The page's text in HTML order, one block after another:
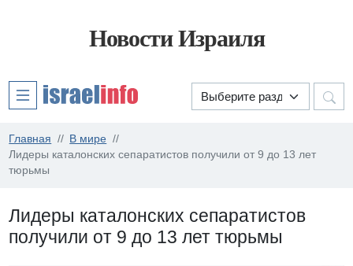
Новости Израиля
Главная
В мире
Лидеры каталонских сепаратистов получили от 9 до 13 лет
тюрьмы
Лидеры каталонских сепаратистов
получили от 9 до 13 лет тюрьмы